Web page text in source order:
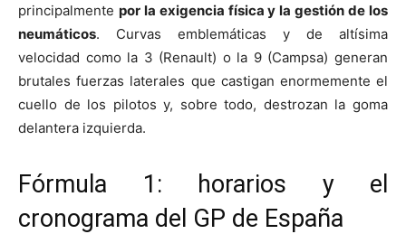
principalmente por la exigencia física y la gestión de los
neumáticos. Curvas emblemáticas y de altísima
velocidad como la 3 (Renault) o la 9 (Campsa) generan
brutales fuerzas laterales que castigan enormemente el
cuello de los pilotos y, sobre todo, destrozan la goma
delantera izquierda.
Fórmula 1: horarios y el
cronograma del GP de España